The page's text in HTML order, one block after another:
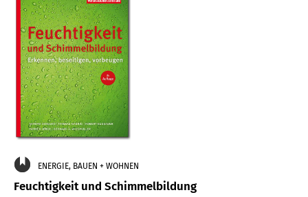
ENERGIE, BAUEN + WOHNEN
Feuchtigkeit und Schimmelbildung